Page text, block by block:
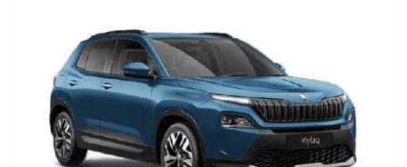
कब
होगा?